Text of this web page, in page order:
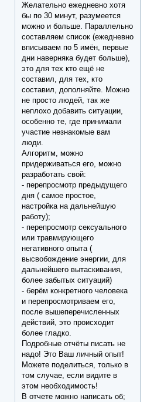
Желательно ежедневно хотя
бы по 30 минут, разумеется
можно и больше. Параллельно
составляем список (ежедневно
вписываем по 5 имён, первые
дни наверняка будет больше),
это для тех кто ещё не
составил, для тех, кто
составил, дополняйте. Можно
не просто людей, так же
неплохо добавить ситуации,
особенно те, где принимали
участие незнакомые вам
люди.
Алгоритм, можно
придерживаться его, можно
разработать свой:
- перепросмотр предыдущего
дня ( самое простое,
настройка на дальнейшую
работу);
- перепросмотр сексуального
или травмирующего
негативного опыта (
высвобождение энергии, для
дальнейшего вытаскивания,
более забытых ситуаций)
- берём конкретного человека
и перепросмотриваем его,
после вышеперечисленных
действий, это происходит
более гладко.
Подробные отчёты писать не
надо! Это Ваш личный опыт!
Можете поделиться, только в
том случае, если видите в
этом необходимость!
В отчете можно написать об;